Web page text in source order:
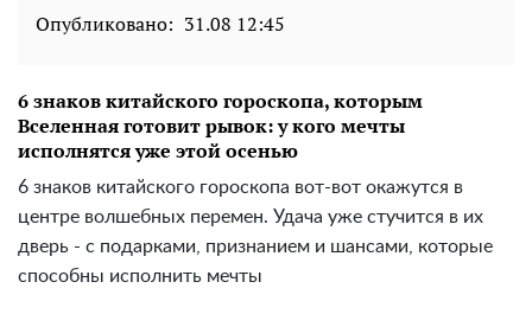
Опубликовано: 31.08 12:45
6 знаков китайского гороскопа, которым
Вселенная готовит рывок: у кого мечты
исполнятся уже этой осенью
6 знаков китайского гороскопа вот-вот окажутся в
центре волшебных перемен. Удача уже стучится в их
дверь - с подарками, признанием и шансами, которые
способны исполнить мечты